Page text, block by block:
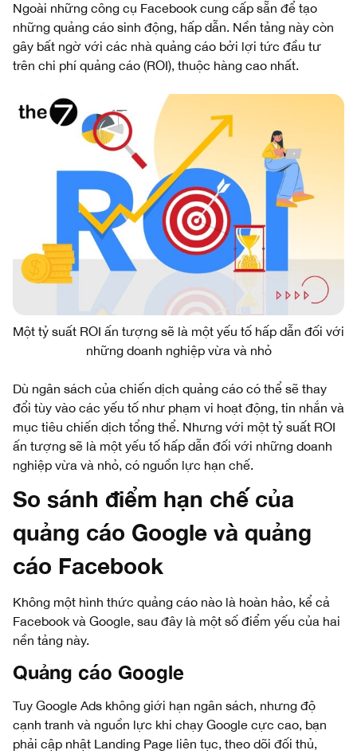
Ngoài những công cụ Facebook cung cấp sẵn để tạo
những quảng cáo sinh động, hấp dẫn. Nền tảng này còn
gây bất ngờ với các nhà quảng cáo bởi lợi tức đầu tư
trên chi phí quảng cáo (ROI), thuộc hàng cao nhất.
Một tỷ suất ROI ấn tượng sẽ là một yếu tố hấp dẫn đối với
những doanh nghiệp vừa và nhỏ
Dù ngân sách của chiến dịch quảng cáo có thể sẽ thay
đổi tùy vào các yếu tố như phạm vi hoạt động, tin nhắn và
mục tiêu chiến dịch tổng thể. Nhưng với một tỷ suất ROI
ấn tượng sẽ là một yếu tố hấp dẫn đối với những doanh
nghiệp vừa và nhỏ, có nguồn lực hạn chế.
So sánh điểm hạn chế của
quảng cáo Google và quảng
cáo Facebook
Không một hình thức quảng cáo nào là hoàn hảo, kể cả
Facebook và Google, sau đây là một số điểm yếu của hai
nền tảng này.
Quảng cáo Google
Tuy Google Ads không giới hạn ngân sách, nhưng độ
cạnh tranh và nguồn lực khi chạy Google cực cao, bạn
phải cập nhật Landing Page liên tục, theo dõi đối thủ,